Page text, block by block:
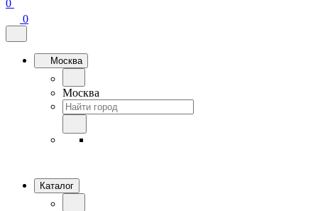
0
0
Москва
Москва
Каталог